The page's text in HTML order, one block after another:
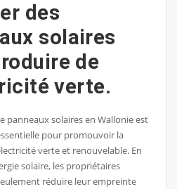
des
solaires
de
verte.
panneaux solaires en Wallonie est
pour promouvoir la
verte et renouvelable. En
solaire, les propriétaires
réduire leur empreinte